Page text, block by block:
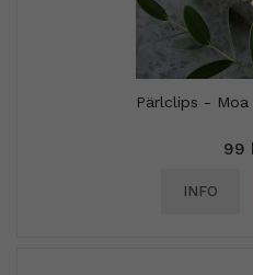
Pärlclips -
99
INFO